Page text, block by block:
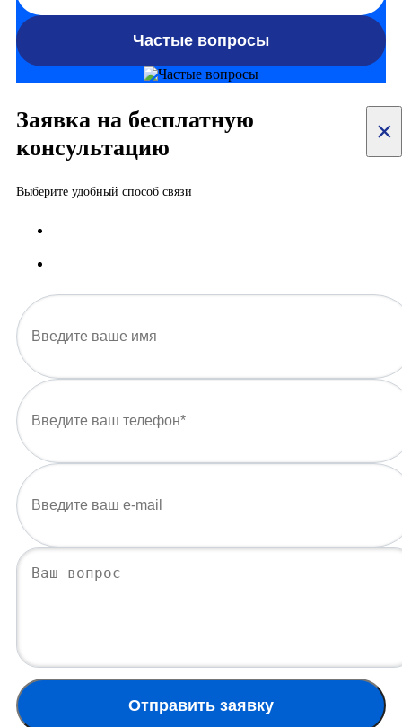
Частые вопросы
×
Заявка на бесплатную
консультацию
Выберите удобный способ связи
Отправить заявку